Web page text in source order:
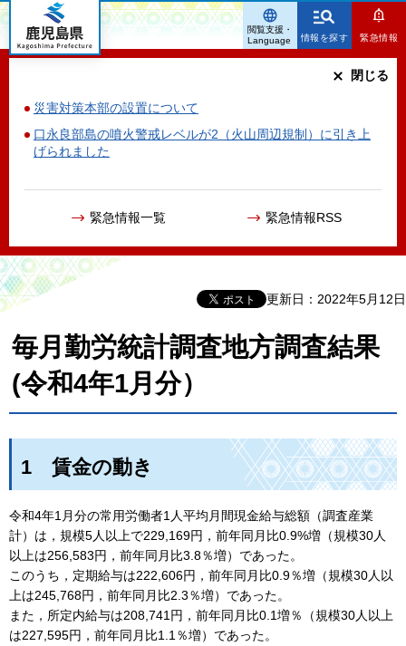
鹿児島県
情報を探す 緊急情報
災害対策本部の設置について
口永良部島の噴火警戒レベルが2（火山周辺規制）に引き上
げられました
緊急情報一覧 緊急情報RSS
閉じる
閲覧支援・
Language
更新日：2022年5月12日
毎月勤労統計調査地方調査結果
(令和4年1月分）
1 賃金の動き
令和4年1月分の常用労働者1人平均月間現金給与総額（調査産業
計）は，規模5人以上で229,169円，前年同月比0.9%増（規模30人
以上は256,583円，前年同月比3.8％増）であった。
このうち，定期給与は222,606円，前年同月比0.9％増（規模30人以
上は245,768円，前年同月比2.3％増）であった。
また，所定内給与は208,741円，前年同月比0.1増％（規模30人以上
は227,595円，前年同月比1.1％増）であった。